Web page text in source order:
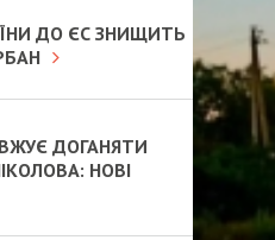
ДО ЄС ЗНИЩИТЬ
ДОГАНЯТИ
НОВІ